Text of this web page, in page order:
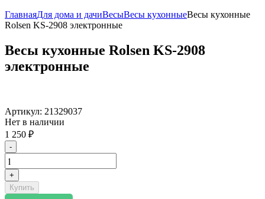
ГлавнаяДля дома и дачиВесыВесы кухонныеВесы кухонные
Rolsen KS-2908 электронные
Весы кухонные Rolsen KS-2908
электронные
Артикул: 21329037
Нет в наличии
1 250 ₽
-
+
Купить